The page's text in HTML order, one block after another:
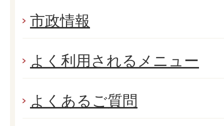
市政情報
よく利用されるメニュー
よくあるご質問